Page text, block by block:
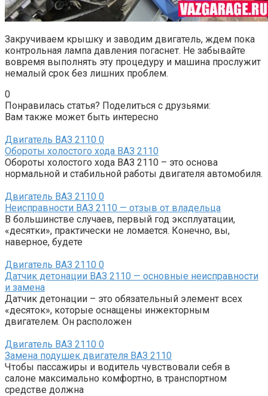
Закручиваем крышку и заводим двигатель, ждем пока
контрольная лампа давления погаснет. Не забывайте
вовремя выполнять эту процедуру и машина прослужит
немалый срок без лишних проблем.
0
Понравилась статья? Поделиться с друзьями:
Вам также может быть интересно
Двигатель ВАЗ 2110 0
Обороты холостого хода ВАЗ 2110
Обороты холостого хода ВАЗ 2110 – это основа
нормальной и стабильной работы двигателя автомобиля.
Двигатель ВАЗ 2110 0
Неисправности ВАЗ 2110 — отзыв от владельца
В большинстве случаев, первый год эксплуатации,
«десятки», практически не ломается. Конечно, вы,
наверное, будете
Двигатель ВАЗ 2110 0
Датчик детонации ВАЗ 2110 — основные неисправности
и замена
Датчик детонации – это обязательный элемент всех
«десяток», которые оснащены инжекторным
двигателем. Он расположен
Двигатель ВАЗ 2110 0
Замена подушек двигателя ВАЗ 2110
Чтобы пассажиры и водитель чувствовали себя в
салоне максимально комфортно, в транспортном
средстве должна